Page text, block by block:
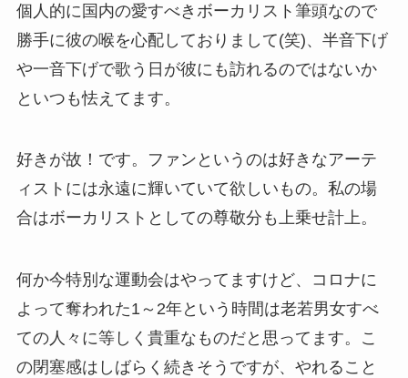
個人的に国内の愛すべきボーカリスト筆頭なので
勝手に彼の喉を心配しておりまして(笑)、半音下げ
や一音下げで歌う日が彼にも訪れるのではないか
といつも怯えてます。
好きが故！です。ファンというのは好きなアーテ
ィストには永遠に輝いていて欲しいもの。私の場
合はボーカリストとしての尊敬分も上乗せ計上。
何か今特別な運動会はやってますけど、コロナに
よって奪われた1～2年という時間は老若男女すべ
ての人々に等しく貴重なものだと思ってます。こ
の閉塞感はしばらく続きそうですが、やれること